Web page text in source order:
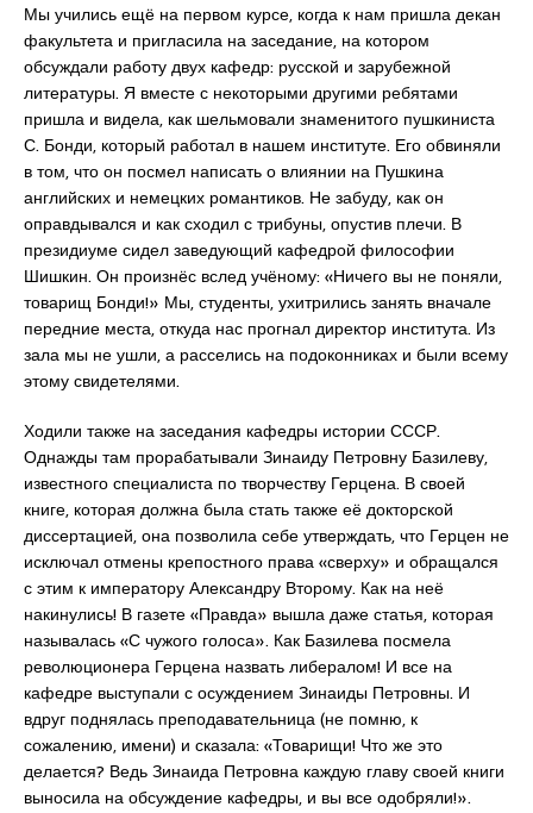
Мы учились ещё на первом курсе, когда к нам пришла декан
факультета и пригласила на заседание, на котором
обсуждали работу двух кафедр: русской и зарубежной
литературы. Я вместе с некоторыми другими ребятами
пришла и видела, как шельмовали знаменитого пушкиниста
С. Бонди, который работал в нашем институте. Его обвиняли
в том, что он посмел написать о влиянии на Пушкина
английских и немецких романтиков. Не забуду, как он
оправдывался и как сходил с трибуны, опустив плечи. В
президиуме сидел заведующий кафедрой философии
Шишкин. Он произнёс вслед учёному: «Ничего вы не поняли,
товарищ Бонди!» Мы, студенты, ухитрились занять вначале
передние места, откуда нас прогнал директор института. Из
зала мы не ушли, а расселись на подоконниках и были всему
этому свидетелями.
Ходили также на заседания кафедры истории СССР.
Однажды там прорабатывали Зинаиду Петровну Базилеву,
известного специалиста по творчеству Герцена. В своей
книге, которая должна была стать также её докторской
диссертацией, она позволила себе утверждать, что Герцен не
исключал отмены крепостного права «сверху» и обращался
с этим к императору Александру Второму. Как на неё
накинулись! В газете «Правда» вышла даже статья, которая
называлась «С чужого голоса». Как Базилева посмела
революционера Герцена назвать либералом! И все на
кафедре выступали с осуждением Зинаиды Петровны. И
вдруг поднялась преподавательница (не помню, к
сожалению, имени) и сказала: «Товарищи! Что же это
делается? Ведь Зинаида Петровна каждую главу своей книги
выносила на обсуждение кафедры, и вы все одобряли!».